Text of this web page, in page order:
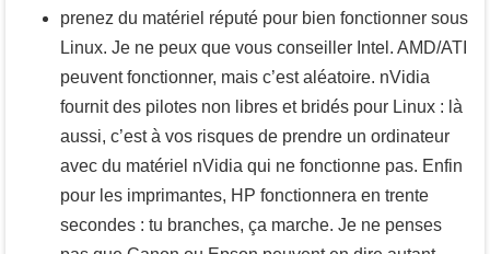
prenez du matériel réputé pour bien fonctionner sous
Linux. Je ne peux que vous conseiller Intel. AMD/ATI
peuvent fonctionner, mais c’est aléatoire. nVidia
fournit des pilotes non libres et bridés pour Linux : là
aussi, c’est à vos risques de prendre un ordinateur
avec du matériel nVidia qui ne fonctionne pas. Enfin
pour les imprimantes, HP fonctionnera en trente
secondes : tu branches, ça marche. Je ne penses